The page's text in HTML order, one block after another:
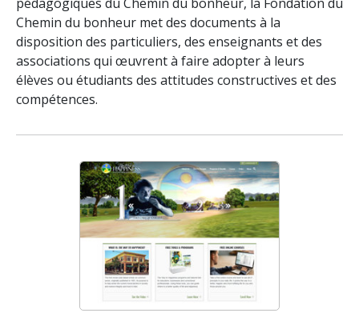
Chemin du bonheur met des documents à la
disposition des particuliers, des enseignants et des
associations qui œuvrent à faire adopter à leurs
élèves ou étudiants des attitudes constructives et des
compétences.